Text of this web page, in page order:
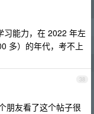
习能力，在 2022 年左
多）的年代，考不上
38
朋友看了这个帖子很